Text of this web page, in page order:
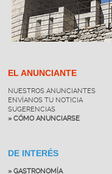
EL ANUNCIANTE
NUESTROS ANUNCIANTES
ENVÍANOS TU NOTICIA
SUGERENCIAS
» CÓMO ANUNCIARSE
DE INTERÉS
» GASTRONOMÍA